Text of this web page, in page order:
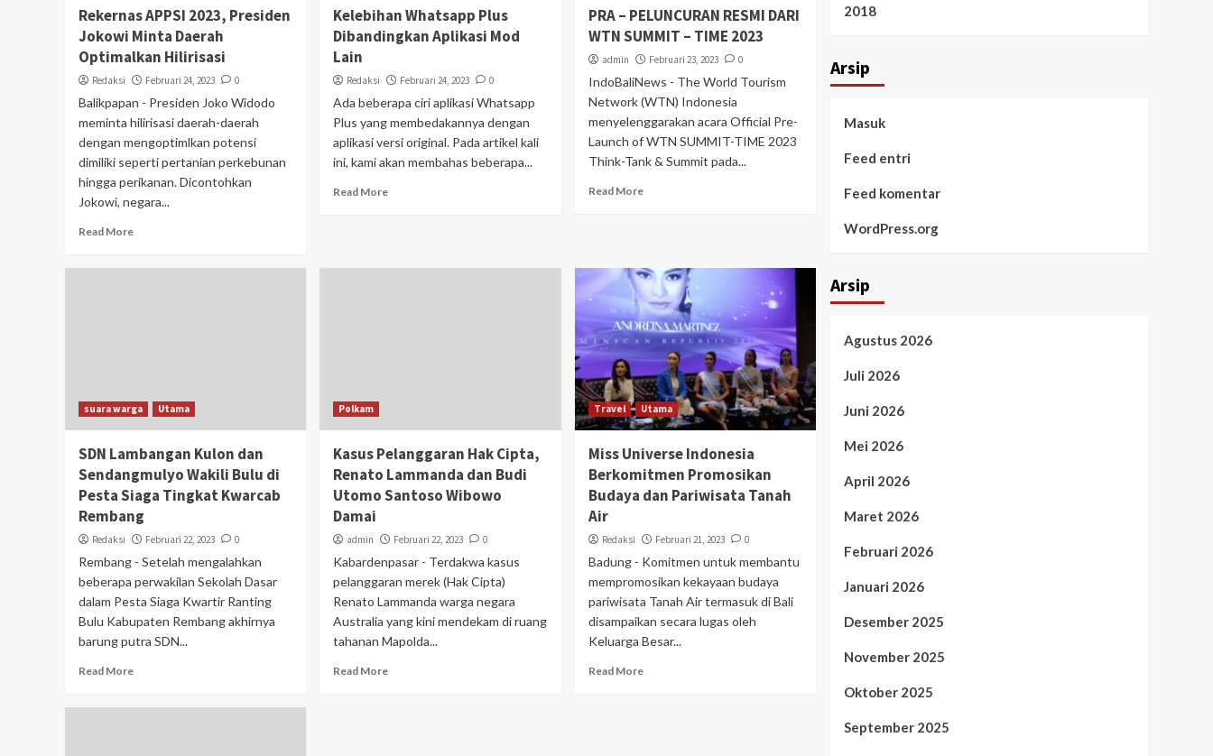
Rekernas APPSI 2023, Presiden
Jokowi Minta Daerah
Optimalkan Hilirisasi
Redaksi Februari 24, 2023 0
Balikpapan - Presiden Joko Widodo
meminta hilirisasi daerah-daerah
dengan mengoptimlkan potensi
dimiliki seperti pertanian perkebunan
hingga perikanan. Dicontohkan
Jokowi, negara...
Read More
Kelebihan Whatsapp Plus
Dibandingkan Aplikasi Mod
Lain
Redaksi Februari 24, 2023 0
Ada beberapa ciri aplikasi Whatsapp
Plus yang membedakannya dengan
aplikasi versi original. Pada artikel kali
ini, kami akan membahas beberapa...
Read More
PRA – PELUNCURAN RESMI DARI
WTN SUMMIT – TIME 2023
admin Februari 23, 2023 0
IndoBaliNews - The World Tourism
Network (WTN) Indonesia
menyelenggarakan acara Official Pre-
Launch of WTN SUMMIT-TIME 2023
Think-Tank & Summit pada...
Read More
suara warga Utama
SDN Lambangan Kulon dan
Sendangmulyo Wakili Bulu di
Pesta Siaga Tingkat Kwarcab
Rembang
Redaksi Februari 22, 2023 0
Rembang - Setelah mengalahkan
beberapa perwakilan Sekolah Dasar
dalam Pesta Siaga Kwartir Ranting
Bulu Kabupaten Rembang akhirnya
barung putra SDN...
Read More
Polkam
Kasus Pelanggaran Hak Cipta,
Renato Lammanda dan Budi
Utomo Santoso Wibowo
Damai
admin Februari 22, 2023 0
Kabardenpasar - Terdakwa kasus
pelanggaran merek (Hak Cipta)
Renato Lammanda warga negara
Australia yang kini mendekam di ruang
tahanan Mapolda...
Read More
Travel Utama
Miss Universe Indonesia
Berkomitmen Promosikan
Budaya dan Pariwisata Tanah
Air
Redaksi Februari 21, 2023 0
Badung - Komitmen untuk membantu
mempromosikan kekayaan budaya
pariwisata Tanah Air termasuk di Bali
disampaikan secara lugas oleh
Keluarga Besar...
Read More
2018
Arsip
Masuk
Feed entri
Feed komentar
WordPress.org
Arsip
Agustus 2026
Juli 2026
Juni 2026
Mei 2026
April 2026
Maret 2026
Februari 2026
Januari 2026
Desember 2025
November 2025
Oktober 2025
September 2025